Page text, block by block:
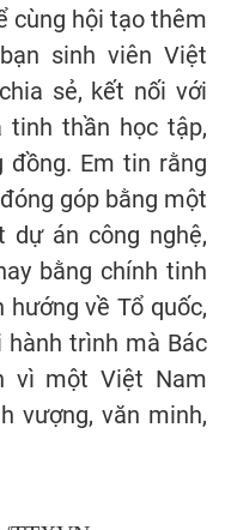
cùng hội tạo thêm
sinh viên Việt
sẻ, kết nối với
tinh thần học tập,
đồng. Em tin rằng
góp bằng một
dự án công nghệ,
bằng chính tinh
về Tổ quốc,
hành trình mà Bác
vì một Việt Nam
vượng, văn minh,